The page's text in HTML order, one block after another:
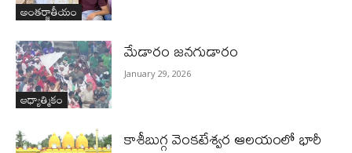
అంతర్జాతీయం
ఆధ్యాత్మికం
మేడారం జనగుడారం
January 29, 2026
కాశీబుగ్గ వెంకటేశ్వర ఆలయంలో భారీ